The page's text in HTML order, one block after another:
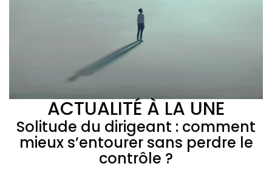
ACTUALITÉ À LA UNE
Solitude du dirigeant : comment
mieux s’entourer sans perdre le
contrôle ?